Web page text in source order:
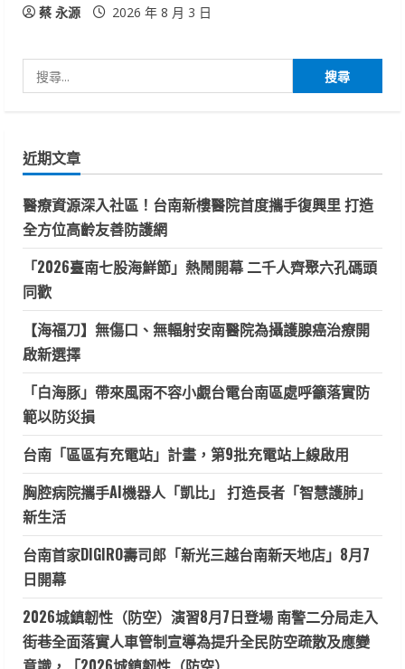
蔡 永源 2026 年 8 月 3 日
尋
字:
近期文章
醫療資源深入社區！台南新樓醫院首度攜手復興里 打造
全方位高齡友善防護網
「2026臺南七股海鮮節」熱鬧開幕 二千人齊聚六孔碼頭
同歡
【海福刀】無傷口、無輻射安南醫院為攝護腺癌治療開
啟新選擇
「白海豚」帶來風雨不容小覷台電台南區處呼籲落實防
範以防災損
台南「區區有充電站」計畫，第9批充電站上線啟用
胸腔病院攜手AI機器人「凱比」 打造長者「智慧護肺」
新生活
台南首家DIGIRO壽司郎「新光三越台南新天地店」8月7
日開幕
2026城鎮韌性（防空）演習8月7日登場 南警二分局走入
街巷全面落實人車管制宣導為提升全民防空疏散及應變